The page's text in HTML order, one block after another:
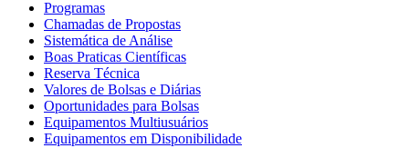
Programas
Chamadas de Propostas
Sistemática de Análise
Boas Praticas Científicas
Reserva Técnica
Valores de Bolsas e Diárias
Oportunidades para Bolsas
Equipamentos Multiusuários
Equipamentos em Disponibilidade